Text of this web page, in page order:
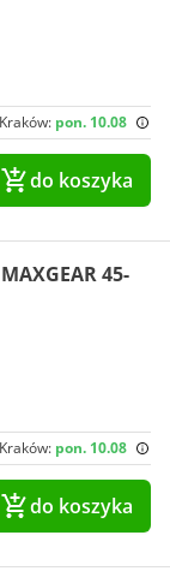
Kraków: pon. 10.08
do koszyka
45-
Kraków: pon. 10.08
do koszyka